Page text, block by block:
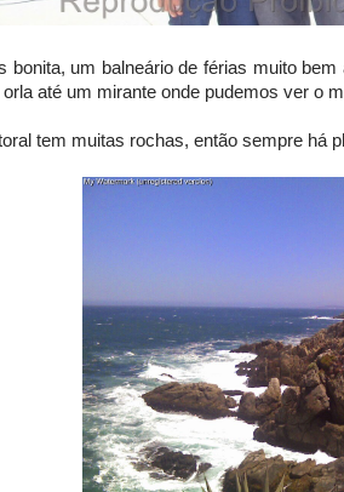
bonita, um balneário de férias muito
até um mirante onde pudemos ver o
tem muitas rochas, então sempre há